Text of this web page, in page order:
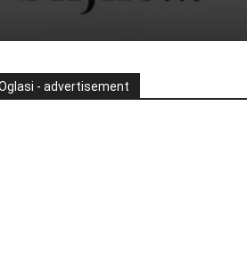
- advertisement